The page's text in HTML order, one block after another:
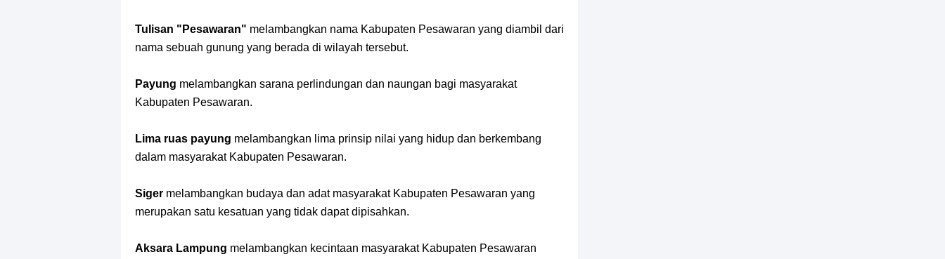
Tulisan "Pesawaran" melambangkan nama Kabupaten Pesawaran yang diambil dari
nama sebuah gunung yang berada di wilayah tersebut.
Payung melambangkan sarana perlindungan dan naungan bagi masyarakat
Kabupaten Pesawaran.
Lima ruas payung melambangkan lima prinsip nilai yang hidup dan berkembang
dalam masyarakat Kabupaten Pesawaran.
Siger melambangkan budaya dan adat masyarakat Kabupaten Pesawaran yang
merupakan satu kesatuan yang tidak dapat dipisahkan.
Aksara Lampung melambangkan kecintaan masyarakat Kabupaten Pesawaran